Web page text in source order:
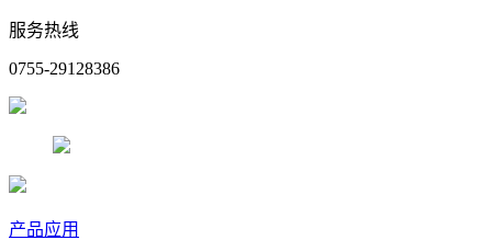
服务热线
0755-29128386
产品应用